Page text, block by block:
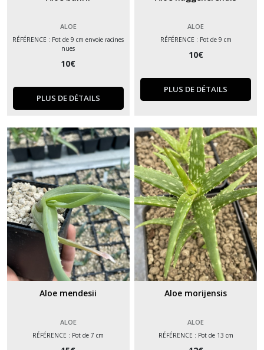
ALOE
RÉFÉRENCE : Pot de 9 cm envoie racines
nues
10€
PLUS DE DÉTAILS
ALOE
RÉFÉRENCE : Pot de 9 cm
10€
PLUS DE DÉTAILS
Aloe mendesii
ALOE
RÉFÉRENCE : Pot de 7 cm
Aloe morijensis
ALOE
RÉFÉRENCE : Pot de 13 cm